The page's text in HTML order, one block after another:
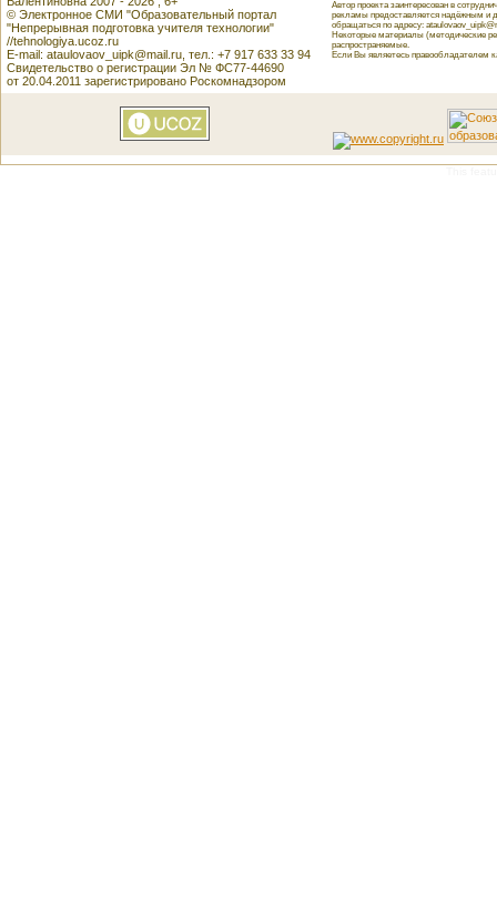
© Электронное СМИ "Образовательный портал
"Непрерывная подготовка учителя технологии"
//tehnologiya.ucoz.ru
E-mail: ataulovaov_uipk@mail.ru, тел.: +7 917 633 33 94
Свидетельство о регистрации Эл № ФС77-44690
от 20.04.2011 зарегистрировано Роскомнадзором
Автор проекта заинтересован в
рекламы предоставляется надёжным и
обращаться по адресу:
Некоторые материалы (методические
распространяемые.
Если Вы являетесь правообладателем